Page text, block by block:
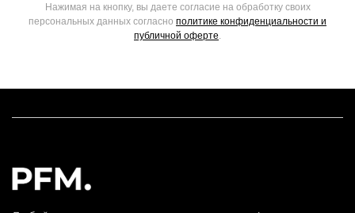
Нажимая на кнопку, вы даете согласие на обработку своих
персональных данных согласно политике конфиденциальности и
публичной оферте.